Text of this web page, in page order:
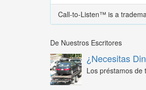
Call-to-Listen™ is a
De Nuestros Escritores
¿Necesitas
Los préstamos de